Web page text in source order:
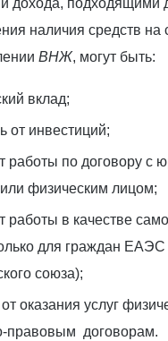
дохода, подходящими
наличия средств на
ВНЖ, могут быть:
вклад;
от инвестиций;
работы по договору с
физическим лицом;
работы в качестве
для граждан ЕАЭС
союза);
оказания услуг
правовым договорам.